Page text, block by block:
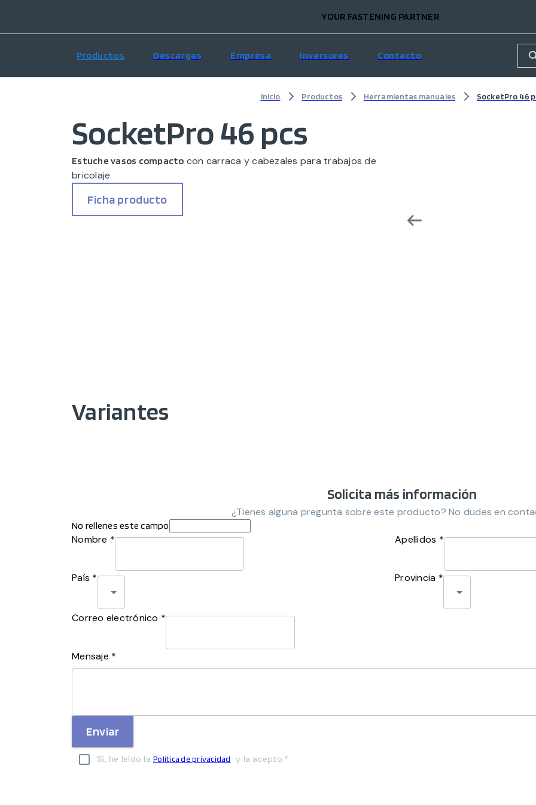
YOUR FASTENING PARTNER
Productos Descargas Empresa Inversores Contacto
Inicio Productos Herramientas manuales SocketPro 46
SocketPro 46 pcs
Estuche vasos compacto con carraca y cabezales para trabajos de
bricolaje
Ficha producto
Variantes
Solicita más información
¿Tienes alguna pregunta sobre este producto? No dudes en
No rellenes este campo
Nombre * Apellidos *
País * Provincia *
Correo electrónico *
Mensaje *
Enviar
Sí, he leído la Política de privacidad y la acepto.*